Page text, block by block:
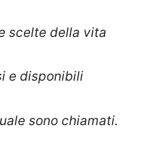
scelte della vita
e disponibili
sono chiamati.